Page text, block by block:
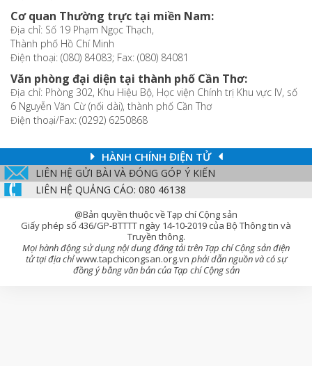
Cơ quan Thường trực tại miền Nam:
Địa chỉ: Số 19 Phạm Ngọc Thạch,
Thành phố Hồ Chí Minh
Điện thoại: (080) 84083; Fax: (080) 84081
Văn phòng đại diện tại thành phố Cần Thơ:
Địa chỉ: Phòng 302, Khu Hiệu Bộ, Học viện Chính trị Khu vực IV, số
6 Nguyễn Văn Cừ (nối dài), thành phố Cần Thơ
Điện thoại/Fax: (0292) 6250868
HÀNH CHÍNH ĐIỆN TỬ
LIÊN HỆ GỬI BÀI VÀ ĐÓNG GÓP Ý KIẾN
LIÊN HỆ QUẢNG CÁO: 080 46138
@Bản quyền thuộc về Tạp chí Cộng sản
Giấy phép số 436/GP-BTTTT ngày 14-10-2019 của Bộ Thông tin và
Truyền thông.
Mọi hành động sử dụng nội dung đăng tải trên Tạp chí Cộng sản điện
tử tại địa chỉwww.tapchicongsan.org.vn phải dẫn nguồn và có sự
đồng ý bằng văn bản của Tạp chí Cộng sản